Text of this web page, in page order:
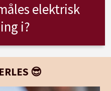
elektrisk
i?
😎